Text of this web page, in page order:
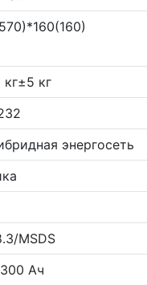
кг±5 кг
энергосеть
MSDS
Ач